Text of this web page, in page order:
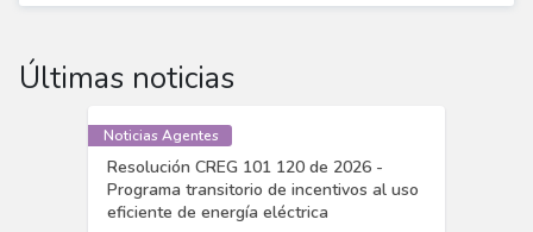
Últimas noticias
Noticias Agentes
Resolución CREG 101 120 de 2026 -
Programa transitorio de incentivos al uso
eficiente de energía eléctrica